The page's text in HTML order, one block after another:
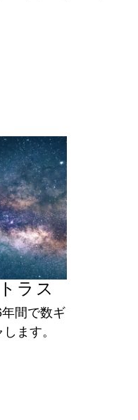
ラス
間で数ギ
ます。